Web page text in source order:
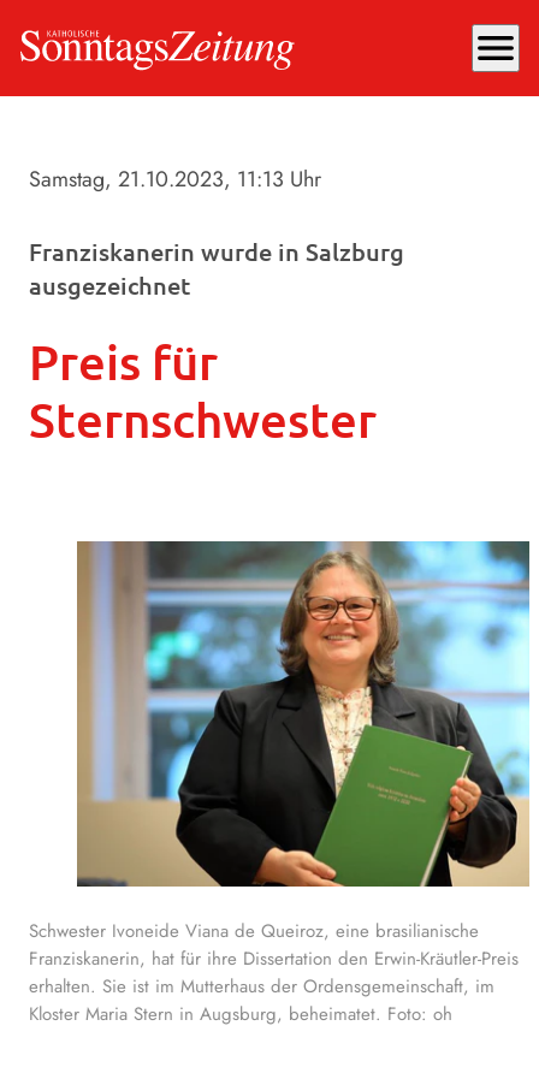
menu
Samstag, 21.10.2023, 11:13 Uhr
Franziskanerin wurde in Salzburg
ausgezeichnet
Preis für
Sternschwester
Schwester Ivoneide Viana de Queiroz, eine brasilianische
Franziskanerin, hat für ihre Dissertation den Erwin-Kräutler-Preis
erhalten. Sie ist im Mutterhaus der Ordensgemeinschaft, im
Kloster Maria Stern in Augsburg, beheimatet. Foto: oh